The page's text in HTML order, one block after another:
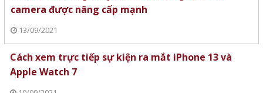
camera được nâng cấp mạnh
13/09/2021
Cách xem trực tiếp sự kiện ra mắt iPhone 13 và
Apple Watch 7